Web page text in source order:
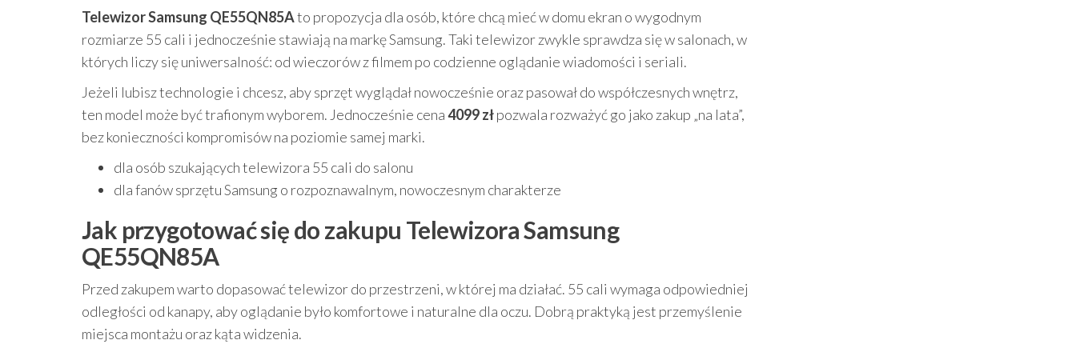
Telewizor Samsung QE55QN85Ato propozycja dla osób, które chcą mieć w domu ekran o wygodnym
rozmiarze 55 cali i jednocześnie stawiają na markę Samsung. Taki telewizor zwykle sprawdza się w salonach, w
których liczy się uniwersalność: od wieczorów z filmem po codzienne oglądanie wiadomości i seriali.
Jeżeli lubisz technologie i chcesz, aby sprzęt wyglądał nowocześnie oraz pasował do współczesnych wnętrz,
ten model może być trafionym wyborem. Jednocześnie cena4099 złpozwala rozważyć go jako zakup „na lata”,
bez konieczności kompromisów na poziomie samej marki.
dla osób szukających telewizora 55 cali do salonu
dla fanów sprzętu Samsung o rozpoznawalnym, nowoczesnym charakterze
Jak przygotować się do zakupu Telewizora Samsung
QE55QN85A
Przed zakupem warto dopasować telewizor do przestrzeni, w której ma działać. 55 cali wymaga odpowiedniej
odległości od kanapy, aby oglądanie było komfortowe i naturalne dla oczu. Dobrą praktyką jest przemyślenie
miejsca montażu oraz kąta widzenia.